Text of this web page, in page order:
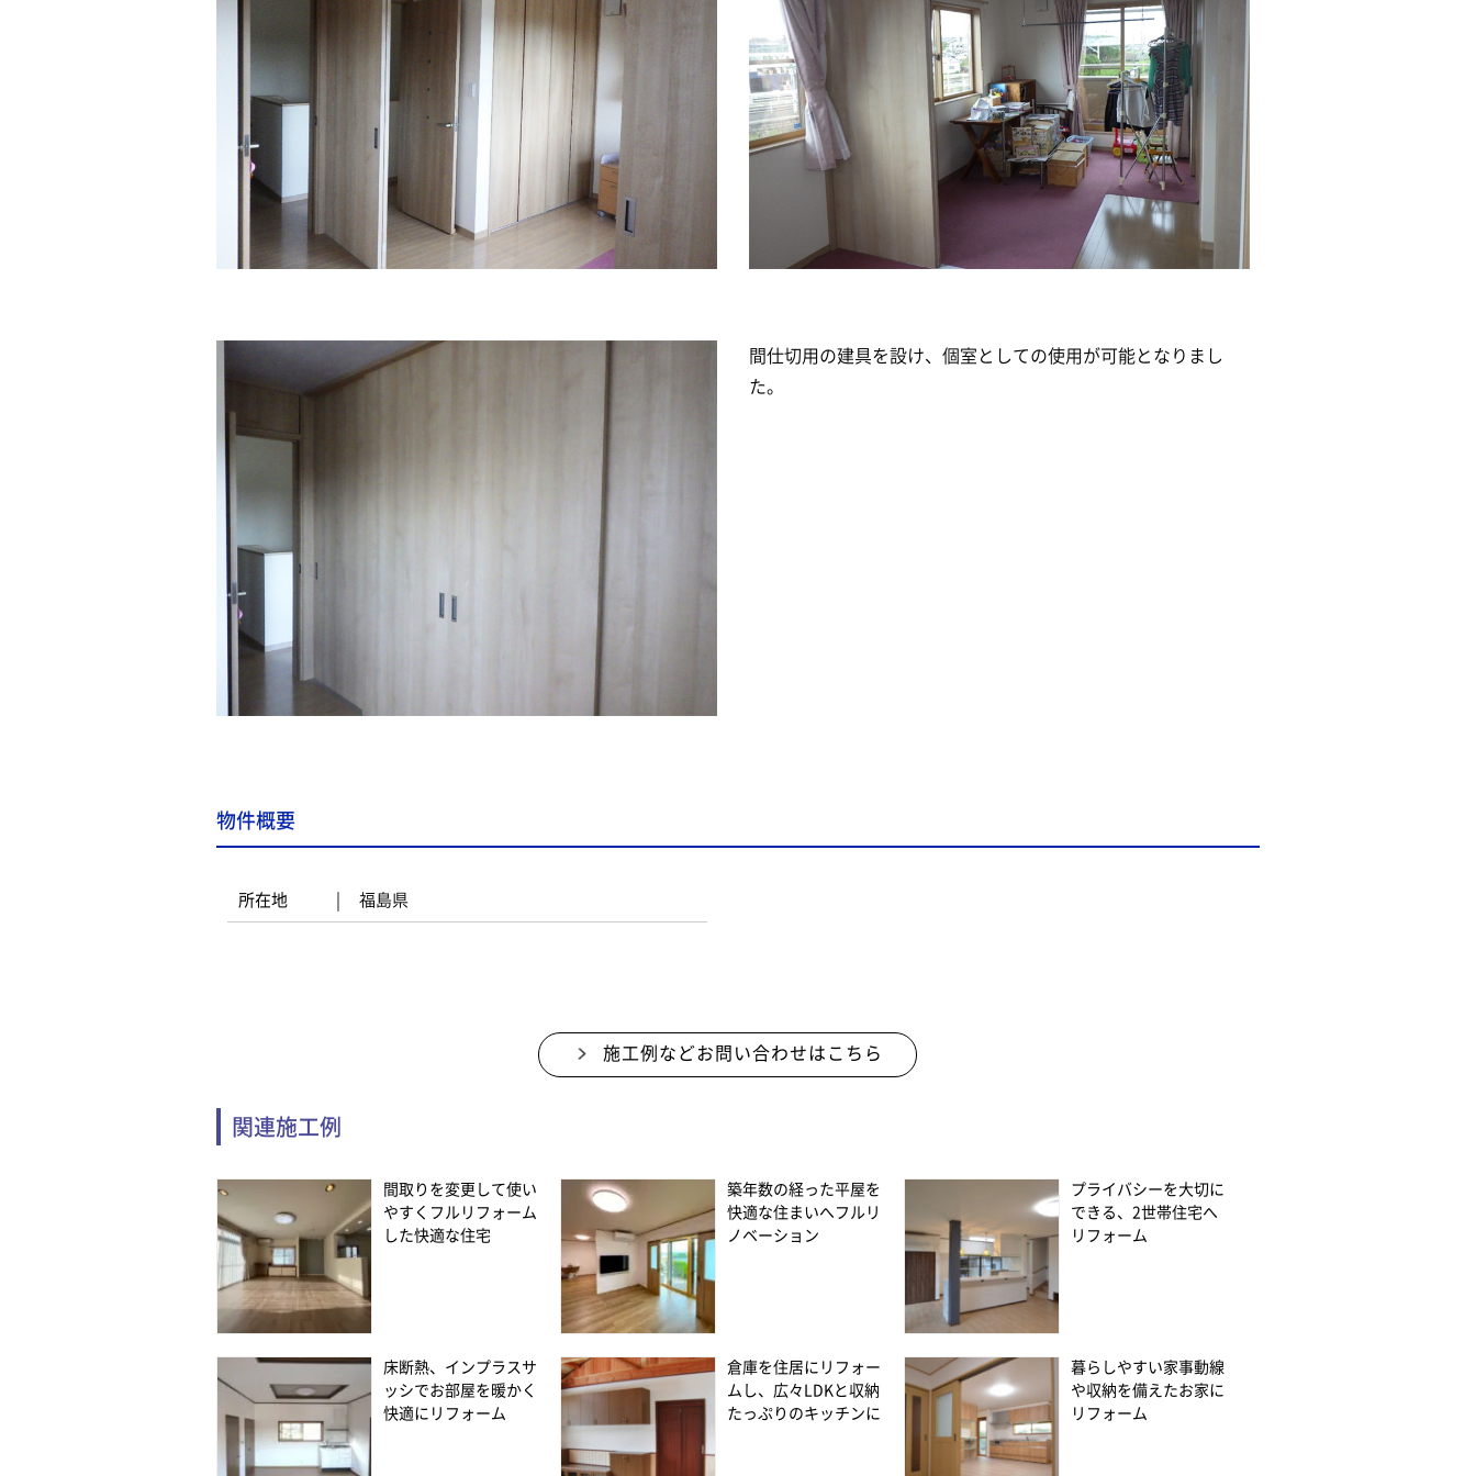
間仕切用の建具を設け、個室としての使用が可能となりまし
た。
物件概要
所在地 福島県
施工例などお問い合わせはこちら
関連施工例
間取りを変更して使い
やすくフルリフォーム
した快適な住宅
築年数の経った平屋を
快適な住まいへフルリ
ノベーション
プライバシーを大切に
できる、2世帯住宅へ
リフォーム
床断熱、インプラスサ
ッシでお部屋を暖かく
快適にリフォーム
倉庫を住居にリフォー
ムし、広々LDKと収納
たっぷりのキッチンに
暮らしやすい家事動線
や収納を備えたお家に
リフォーム